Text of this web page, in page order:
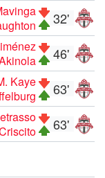
32'
46'
63'
Kaye
63'